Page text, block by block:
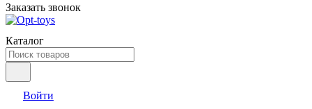
Заказать звонок
Каталог
Войти